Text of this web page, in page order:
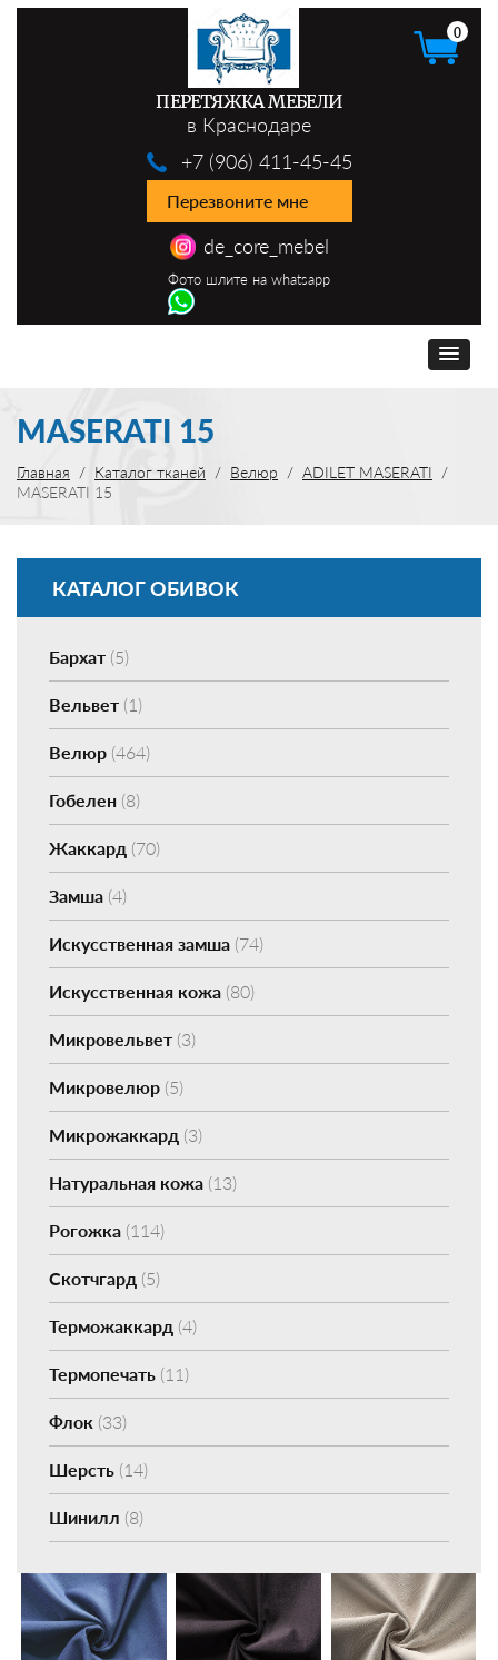
ПЕРЕТЯЖКА МЕБЕЛИ
в Краснодаре
de_core_mebel
Фото шлите на whatsapp
+7 (906) 411-45-45
Перезвоните мне
0
MASERATI 15
Главная Каталог тканей Велюр
ADILET MASERATI
MASERATI 15
КАТАЛОГ ОБИВОК
Бархат (5)
Вельвет (1)
Велюр (464)
Гобелен (8)
Жаккард (70)
Замша (4)
Искусственная замша (74)
Искусственная кожа (80)
Микровельвет (3)
Микровелюр (5)
Микрожаккард (3)
Натуральная кожа (13)
Рогожка (114)
Скотчгард (5)
Терможаккард (4)
Термопечать (11)
Флок (33)
Шерсть (14)
Шинилл (8)